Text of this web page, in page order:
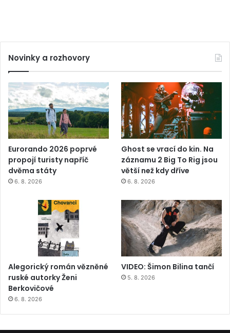
Novinky a rozhovory
Eurorando 2026 poprvé
propojí turisty napříč
dvěma státy
6. 8. 2026
Ghost se vrací do kin. Na
záznamu 2 Big To Rig jsou
větší než kdy dříve
6. 8. 2026
Alegorický román vězněné
ruské autorky Ženi
Berkovičové
6. 8. 2026
VIDEO: Šimon Bilina tančí
5. 8. 2026